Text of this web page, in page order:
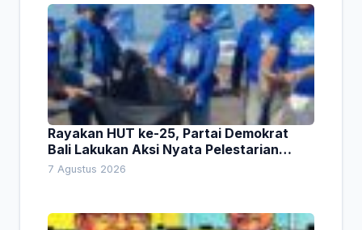
Rayakan HUT ke-25, Partai Demokrat
Bali Lakukan Aksi Nyata Pelestarian
Lingkungan
7 Agustus 2026